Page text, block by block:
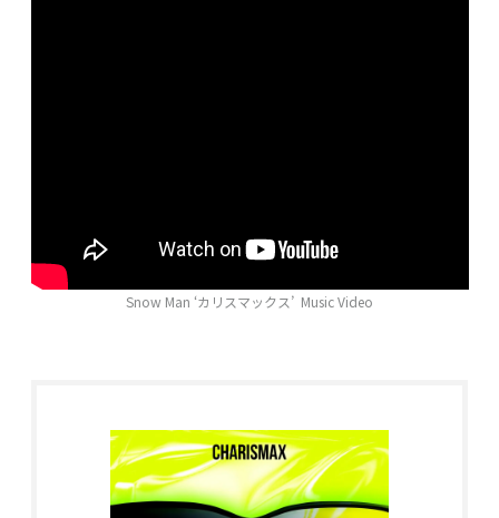
Snow Man ‘カリスマックス’ Music Video